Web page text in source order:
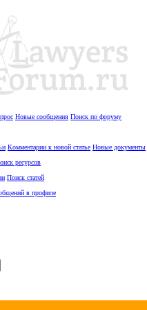
Новые сообщения Поиск по форуму
Комментарии к новой статье Новые документы
ресурсов
Поиск статей
в профиле